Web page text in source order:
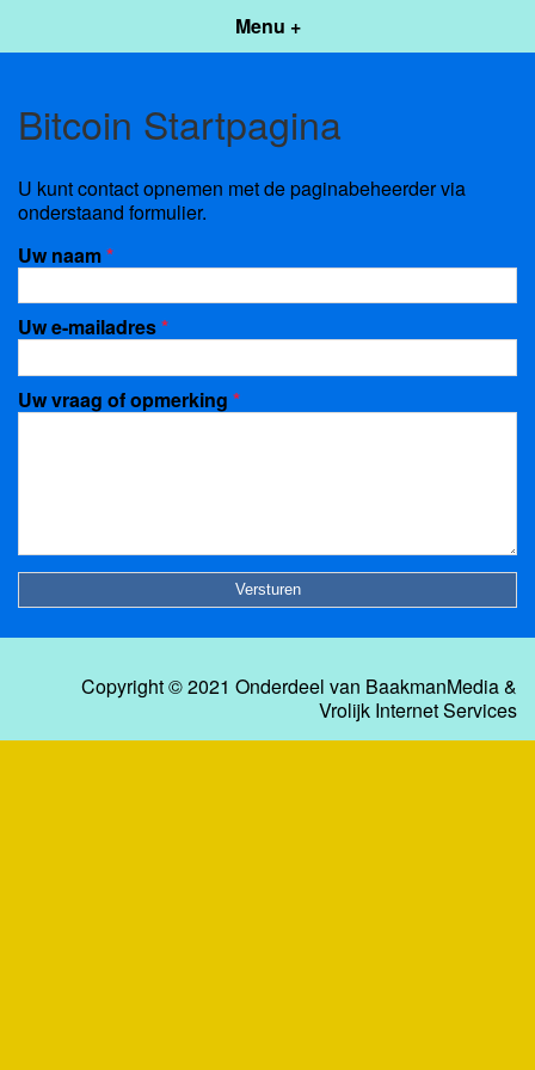
Menu +
Bitcoin Startpagina
U kunt contact opnemen met de paginabeheerder via
onderstaand formulier.
Uw naam*
Uw e-mailadres*
Uw vraag of opmerking *
Copyright © 2021 Onderdeel van BaakmanMedia&
Vrolijk Internet Services